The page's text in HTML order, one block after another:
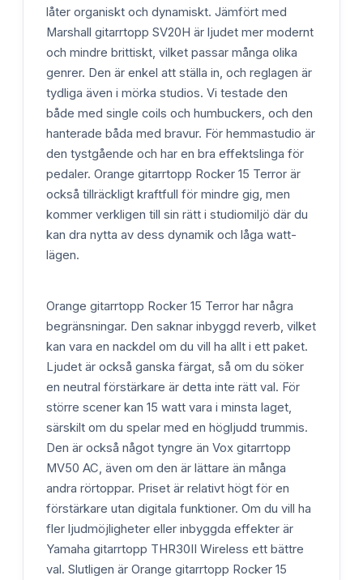
låter organiskt och dynamiskt. Jämfört med
Marshall gitarrtopp SV20H är ljudet mer modernt
och mindre brittiskt, vilket passar många olika
genrer. Den är enkel att ställa in, och reglagen är
tydliga även i mörka studios. Vi testade den
både med single coils och humbuckers, och den
hanterade båda med bravur. För hemmastudio är
den tystgående och har en bra effektslinga för
pedaler. Orange gitarrtopp Rocker 15 Terror är
också tillräckligt kraftfull för mindre gig, men
kommer verkligen till sin rätt i studiomiljö där du
kan dra nytta av dess dynamik och låga watt-
lägen.
Orange gitarrtopp Rocker 15 Terror har några
begränsningar. Den saknar inbyggd reverb, vilket
kan vara en nackdel om du vill ha allt i ett paket.
Ljudet är också ganska färgat, så om du söker
en neutral förstärkare är detta inte rätt val. För
större scener kan 15 watt vara i minsta laget,
särskilt om du spelar med en högljudd trummis.
Den är också något tyngre än Vox gitarrtopp
MV50 AC, även om den är lättare än många
andra rörtoppar. Priset är relativt högt för en
förstärkare utan digitala funktioner. Om du vill ha
fler ljudmöjligheter eller inbyggda effekter är
Yamaha gitarrtopp THR30II Wireless ett bättre
val. Slutligen är Orange gitarrtopp Rocker 15